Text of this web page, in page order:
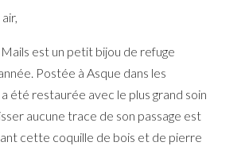
,
est un petit bijou de refuge
Postée à Asque dans les
été restaurée avec le plus grand soin
aucune trace de son passage est
cette coquille de bois et de pierre